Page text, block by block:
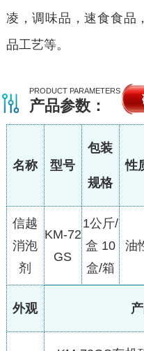
凌，调味品，速食食品
品工艺等。
PRODUCT PARAMETERS
产品参数：
名称 型号
包装
规格
性
信越
消泡
剂
KM-72
GS
1公斤/
盒 10
盒/箱
油
外观